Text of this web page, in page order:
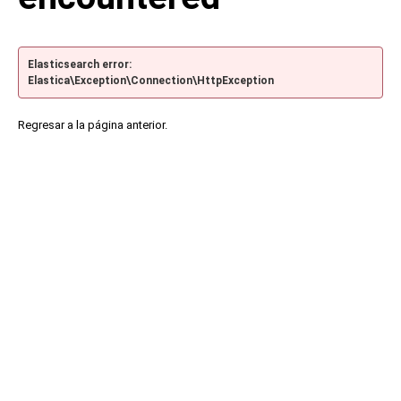
Elasticsearch error:
Elastica\Exception\Connection\HttpException
Regresar a la página anterior.